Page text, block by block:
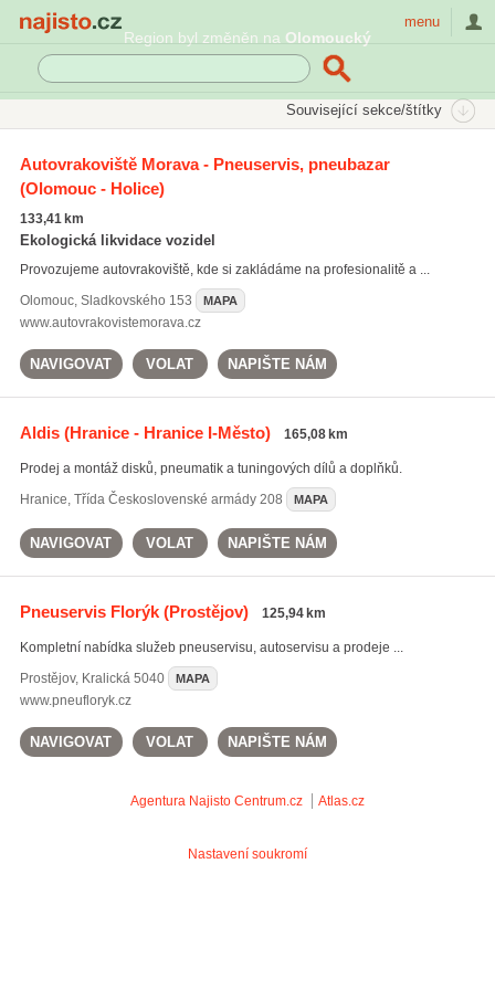
Region byl změněn na Olomoucký
menu
Související sekce/štítky
elektrony(65)
prodej pneumatik
lité disky
(150)
Všechny související štítky
Autovrakoviště Morava - Pneuservis, pneubazar
(Olomouc - Holice)
133,41 km
Ekologická likvidace vozidel
Provozujeme autovrakoviště, kde si zakládáme na profesionalitě a ...
Olomouc, Sladkovského 153 MAPA
www.autovrakovistemorava.cz
NAVIGOVAT VOLAT NAPIŠTE NÁM
Aldis(Hranice - Hranice I-Město) 165,08 km
Prodej a montáž disků, pneumatik a tuningových dílů a doplňků.
Hranice, Třída Československé armády 208 MAPA
NAVIGOVAT VOLAT NAPIŠTE NÁM
Pneuservis Florýk(Prostějov) 125,94 km
Kompletní nabídka služeb pneuservisu, autoservisu a prodeje ...
Prostějov, Kralická 5040 MAPA
www.pneufloryk.cz
NAVIGOVAT VOLAT NAPIŠTE NÁM
Agentura Najisto Centrum.cz Atlas.cz
Nastavení soukromí